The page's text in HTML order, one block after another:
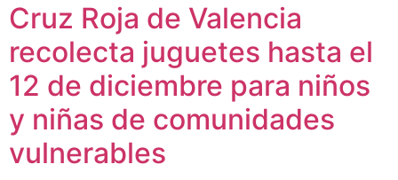
Cruz Roja de Valencia
recolecta juguetes hasta el
12 de diciembre para niños
y niñas de comunidades
vulnerables